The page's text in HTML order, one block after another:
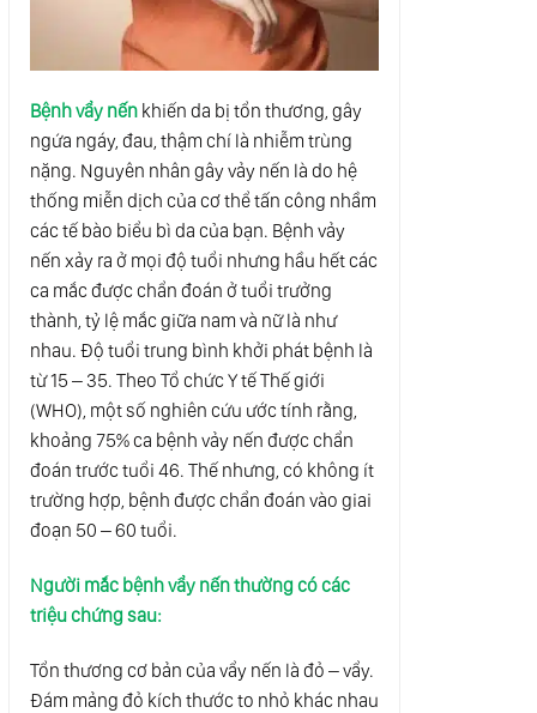
Bệnh vẩy nến khiến da bị tổn thương, gây
ngứa ngáy, đau, thậm chí là nhiễm trùng
nặng. Nguyên nhân gây vảy nến là do hệ
thống miễn dịch của cơ thể tấn công nhầm
các tế bào biểu bì da của bạn. Bệnh vảy
nến xảy ra ở mọi độ tuổi nhưng hầu hết các
ca mắc được chẩn đoán ở tuổi trưởng
thành, tỷ lệ mắc giữa nam và nữ là như
nhau. Độ tuổi trung bình khởi phát bệnh là
từ 15 – 35. Theo Tổ chức Y tế Thế giới
(WHO), một số nghiên cứu ước tính rằng,
khoảng 75% ca bệnh vảy nến được chẩn
đoán trước tuổi 46. Thế nhưng, có không ít
trường hợp, bệnh được chẩn đoán vào giai
đoạn 50 – 60 tuổi.
Người mắc bệnh vẩy nến thường có các
triệu chứng sau:
Tổn thương cơ bản của vẩy nến là đỏ – vẩy.
Đám mảng đỏ kích thước to nhỏ khác nhau